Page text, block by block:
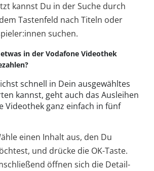
kannst Du in der Suche durch
Tastenfeld nach Titeln oder
suchen.
in der Vodafone Videothek
schnell in Dein ausgewähltes
kannst, geht auch das Ausleihen
Videothek ganz einfach in fünf
einen Inhalt aus, den Du
und drücke die OK-Taste.
öffnen sich die Detail-